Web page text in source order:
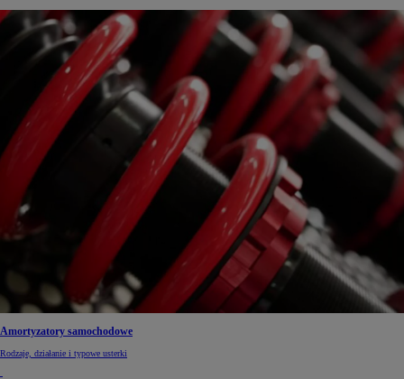
Amortyzatory samochodowe
Rodzaje, działanie i typowe usterki